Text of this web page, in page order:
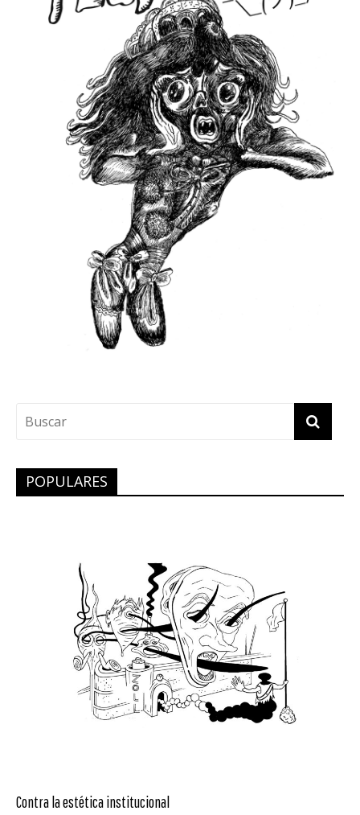
POPULARES
Contra la estética institucional